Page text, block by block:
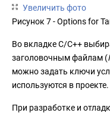
Увеличить фото
Рисунок 7 - Options for
Во вкладке C/C++
заголовочным файлам (
можно задать ключи
используются в проекте.
При разработке и